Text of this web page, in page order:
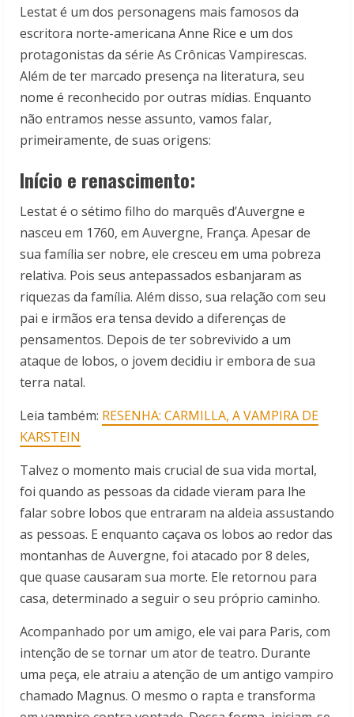
Lestat é um dos personagens mais famosos da
escritora norte-americana Anne Rice e um dos
protagonistas da série As Crônicas Vampirescas.
Além de ter marcado presença na literatura, seu
nome é reconhecido por outras mídias. Enquanto
não entramos nesse assunto, vamos falar,
primeiramente, de suas origens:
Início e renascimento:
Lestat é o sétimo filho do marquês d’Auvergne e
nasceu em 1760, em Auvergne, França. Apesar de
sua família ser nobre, ele cresceu em uma pobreza
relativa. Pois seus antepassados esbanjaram as
riquezas da família. Além disso, sua relação com seu
pai e irmãos era tensa devido a diferenças de
pensamentos. Depois de ter sobrevivido a um
ataque de lobos, o jovem decidiu ir embora de sua
terra natal.
Leia também: RESENHA: CARMILLA, A VAMPIRA DE
KARSTEIN
Talvez o momento mais crucial de sua vida mortal,
foi quando as pessoas da cidade vieram para lhe
falar sobre lobos que entraram na aldeia assustando
as pessoas. E enquanto caçava os lobos ao redor das
montanhas de Auvergne, foi atacado por 8 deles,
que quase causaram sua morte. Ele retornou para
casa, determinado a seguir o seu próprio caminho.
Acompanhado por um amigo, ele vai para Paris, com
intenção de se tornar um ator de teatro. Durante
uma peça, ele atraiu a atenção de um antigo vampiro
chamado Magnus. O mesmo o rapta e transforma